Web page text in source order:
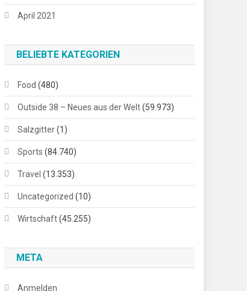
April 2021
BELIEBTE KATEGORIEN
Food (480)
Outside 38 – Neues aus der Welt(59.973)
Salzgitter(1)
Sports (84.740)
Travel (13.353)
Uncategorized (10)
Wirtschaft(45.255)
META
Anmelden